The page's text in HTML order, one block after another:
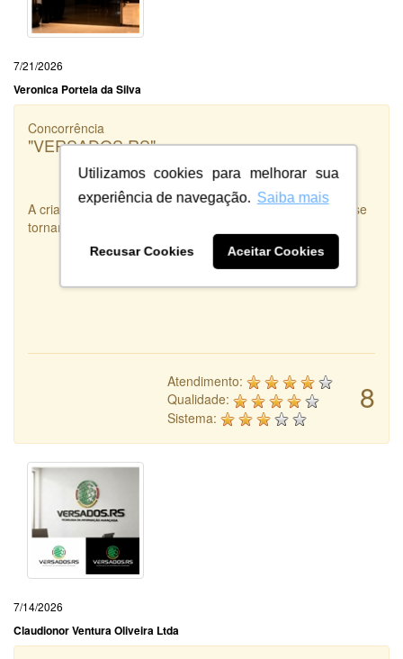
Utilizamos cookies para melhorar sua
experiência de navegação. Saiba mais
Recusar Cookies Aceitar Cookies
7/21/2026
Veronica Portela da Silva
Concorrência
"VERSADOS.RS"
A criatividade e disponibilidade são duas qualidades que se
tornam uma Arte real. Criatividade e Disponibilidade.
8
Atendimento:
Qualidade:
Sistema:
7/14/2026
Claudionor Ventura Oliveira Ltda